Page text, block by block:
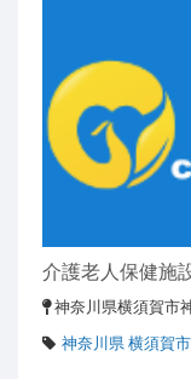
介護老人保健施
神奈川県横須賀市
神奈川県 横須賀市